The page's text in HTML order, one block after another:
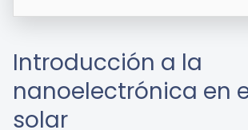
Introducción a la
nanoelectrónica en
solar